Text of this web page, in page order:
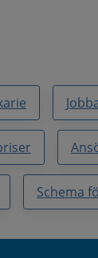
Schema